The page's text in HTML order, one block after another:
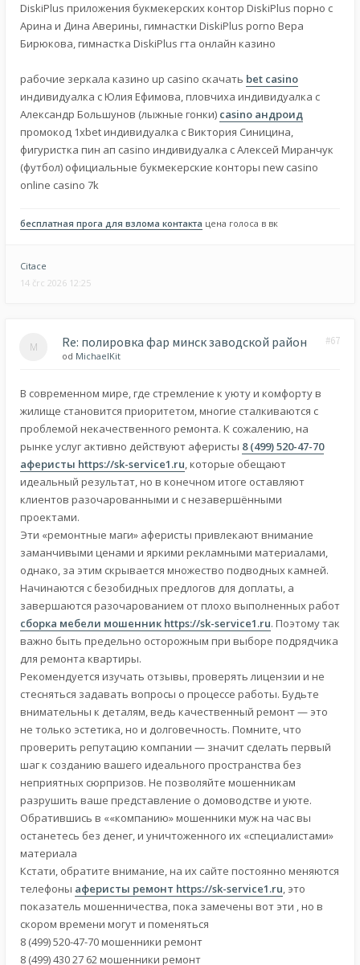
DiskiPlus приложения букмекерских контор DiskiPlus порно с
Арина и Дина Аверины, гимнастки DiskiPlus porno Вера
Бирюкова, гимнастка DiskiPlus гта онлайн казино
рабочие зеркала казино up casino скачать bet casino
индивидуалка с Юлия Ефимова, пловчиха индивидуалка с
Александр Большунов (лыжные гонки) casino андроид
промокод 1xbet индивидуалка с Виктория Синицина,
фигуристка пин ап casino индивидуалка с Алексей Миранчук
(футбол) официальные букмекерские конторы new casino
online casino 7k
бесплатная прога для взлома контакта цена голоса в вк
Citace
14 črc 2026 12:25
Re: полировка фар минск заводской район #67
od MichaelKit
В современном мире, где стремление к уюту и комфорту в
жилище становится приоритетом, многие сталкиваются с
проблемой некачественного ремонта. К сожалению, на
рынке услуг активно действуют аферисты 8 (499) 520-47-70
аферисты https://sk-service1.ru, которые обещают
идеальный результат, но в конечном итоге оставляют
клиентов разочарованными и с незавершёнными
проектами.
Эти «ремонтные маги» аферисты привлекают внимание
заманчивыми ценами и яркими рекламными материалами,
однако, за этим скрывается множество подводных камней.
Начинаются с безобидных предлогов для доплаты, а
завершаются разочарованием от плохо выполненных работ
сборка мебели мошенник https://sk-service1.ru. Поэтому так
важно быть предельно осторожным при выборе подрядчика
для ремонта квартиры.
Рекомендуется изучать отзывы, проверять лицензии и не
стесняться задавать вопросы о процессе работы. Будьте
внимательны к деталям, ведь качественный ремонт — это
не только эстетика, но и долговечность. Помните, что
проверить репутацию компании — значит сделать первый
шаг к созданию вашего идеального пространства без
неприятных сюрпризов. Не позволяйте мошенникам
разрушить ваше представление о домоводстве и уюте.
Обратившись в ««компанию» мошенники муж на час вы
останетесь без денег, и уничтоженного их «специалистами»
материала
Кстати, обратите внимание, на их сайте постоянно меняются
телефоны аферисты ремонт https://sk-service1.ru, это
показатель мошенничества, пока замечены вот эти , но в
скором времени могут и поменяться
8 (499) 520-47-70 мошенники ремонт
8 (499) 430 27 62 мошенники ремонт